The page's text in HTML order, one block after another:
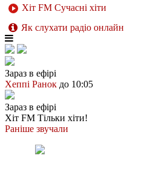
Хіт FM Сучасні хіти
Як слухати радіо онлайн
Зараз в ефірі
Хеппі Ранок до 10:05
Зараз в ефірі
Хіт FM Тільки хіти!
Раніше звучали